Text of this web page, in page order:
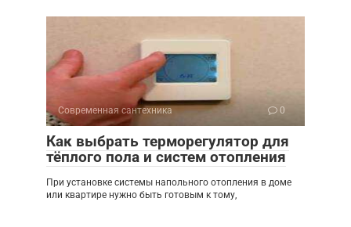
Современная сантехника 0
Как выбрать терморегулятор для
тёплого пола и систем отопления
При установке системы напольного отопления в доме
или квартире нужно быть готовым к тому,